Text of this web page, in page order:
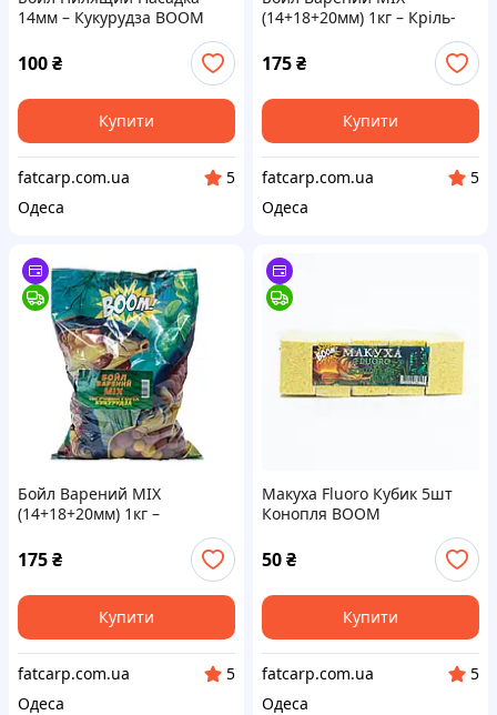
14мм – Кукурудза BOOM
100₴
Купити
fatcarp.com.ua
5
Одеса
(14+18+20мм) 1кг – Кріль-
175₴
Купити
fatcarp.com.ua
5
Одеса
Бойл Варений МІХ
(14+18+20мм) 1кг –
Тигровий Горіх – Кукурудза
BOOM
175₴
Купити
fatcarp.com.ua
5
Одеса
Макуха Fluoro Кубик 5шт
Конопля BOOM
50₴
Купити
fatcarp.com.ua
5
Одеса